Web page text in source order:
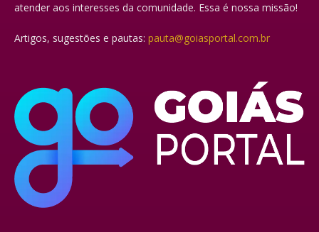
atender aos interesses da comunidade. Essa é nossa missão!
Artigos, sugestões e pautas: pauta@goiasportal.com.br